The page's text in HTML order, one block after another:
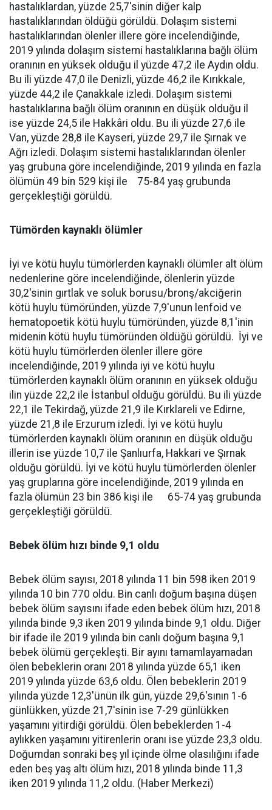
hastalıklardan, yüzde 25,7'sinin diğer kalp
hastalıklarından öldüğü görüldü. Dolaşım sistemi
hastalıklarından ölenler illere göre incelendiğinde,
2019 yılında dolaşım sistemi hastalıklarına bağlı ölüm
oranının en yüksek olduğu il yüzde 47,2 ile Aydın oldu.
Bu ili yüzde 47,0 ile Denizli, yüzde 46,2 ile Kırıkkale,
yüzde 44,2 ile Çanakkale izledi. Dolaşım sistemi
hastalıklarına bağlı ölüm oranının en düşük olduğu il
ise yüzde 24,5 ile Hakkâri oldu. Bu ili yüzde 27,6 ile
Van, yüzde 28,8 ile Kayseri, yüzde 29,7 ile Şırnak ve
Ağrı izledi. Dolaşım sistemi hastalıklarından ölenler
yaş grubuna göre incelendiğinde, 2019 yılında en fazla
ölümün 49 bin 529 kişi ile 75-84 yaş grubunda
gerçekleştiği görüldü.
Tümörden kaynaklı ölümler
İyi ve kötü huylu tümörlerden kaynaklı ölümler alt ölüm
nedenlerine göre incelendiğinde, ölenlerin yüzde
30,2'sinin gırtlak ve soluk borusu/bronş/akciğerin
kötü huylu tümöründen, yüzde 7,9'unun lenfoid ve
hematopoetik kötü huylu tümöründen, yüzde 8,1'inin
midenin kötü huylu tümöründen öldüğü görüldü. İyi ve
kötü huylu tümörlerden ölenler illere göre
incelendiğinde, 2019 yılında iyi ve kötü huylu
tümörlerden kaynaklı ölüm oranının en yüksek olduğu
ilin yüzde 22,2 ile İstanbul olduğu görüldü. Bu ili yüzde
22,1 ile Tekirdağ, yüzde 21,9 ile Kırklareli ve Edirne,
yüzde 21,8 ile Erzurum izledi. İyi ve kötü huylu
tümörlerden kaynaklı ölüm oranının en düşük olduğu
illerin ise yüzde 10,7 ile Şanlıurfa, Hakkari ve Şırnak
olduğu görüldü. İyi ve kötü huylu tümörlerden ölenler
yaş gruplarına göre incelendiğinde, 2019 yılında en
fazla ölümün 23 bin 386 kişi ile 65-74 yaş grubunda
gerçekleştiği görüldü.
Bebek ölüm hızı binde 9,1 oldu
Bebek ölüm sayısı, 2018 yılında 11 bin 598 iken 2019
yılında 10 bin 770 oldu. Bin canlı doğum başına düşen
bebek ölüm sayısını ifade eden bebek ölüm hızı, 2018
yılında binde 9,3 iken 2019 yılında binde 9,1 oldu. Diğer
bir ifade ile 2019 yılında bin canlı doğum başına 9,1
bebek ölümü gerçekleşti. Bir ayını tamamlayamadan
ölen bebeklerin oranı 2018 yılında yüzde 65,1 iken
2019 yılında yüzde 63,6 oldu. Ölen bebeklerin 2019
yılında yüzde 12,3'ünün ilk gün, yüzde 29,6'sının 1-6
günlükken, yüzde 21,7'sinin ise 7-29 günlükken
yaşamını yitirdiği görüldü. Ölen bebeklerden 1-4
aylıkken yaşamını yitirenlerin oranı ise yüzde 23,3 oldu.
Doğumdan sonraki beş yıl içinde ölme olasılığını ifade
eden beş yaş altı ölüm hızı, 2018 yılında binde 11,3
iken 2019 yılında 11,2 oldu. (Haber Merkezi)